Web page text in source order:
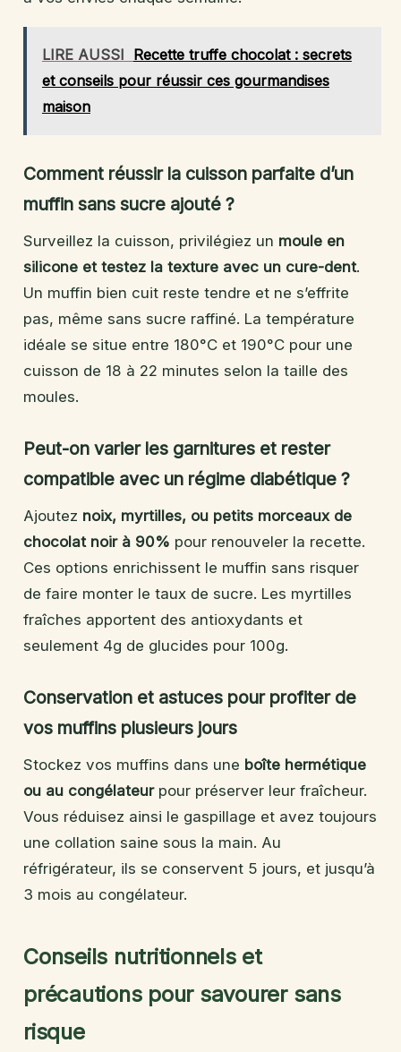
LIRE AUSSI Recette truffe chocolat : secrets
et conseils pour réussir ces gourmandises
maison
Comment réussir la cuisson parfaite d’un
muffin sans sucre ajouté ?
Surveillez la cuisson, privilégiez un moule en
silicone et testez la texture avec un cure-dent.
Un muffin bien cuit reste tendre et ne s’effrite
pas, même sans sucre raffiné. La température
idéale se situe entre 180°C et 190°C pour une
cuisson de 18 à 22 minutes selon la taille des
moules.
Peut-on varier les garnitures et rester
compatible avec un régime diabétique ?
Ajoutez noix, myrtilles, ou petits morceaux de
chocolat noir à 90% pour renouveler la recette.
Ces options enrichissent le muffin sans risquer
de faire monter le taux de sucre. Les myrtilles
fraîches apportent des antioxydants et
seulement 4g de glucides pour 100g.
Conservation et astuces pour profiter de
vos muffins plusieurs jours
Stockez vos muffins dans une boîte hermétique
ou au congélateurpour préserver leur fraîcheur.
Vous réduisez ainsi le gaspillage et avez toujours
une collation saine sous la main. Au
réfrigérateur, ils se conservent 5 jours, et jusqu’à
3 mois au congélateur.
Conseils nutritionnels et
précautions pour savourer sans
risque